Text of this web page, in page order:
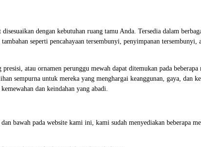
dengan kebutuhan ruang tamu Anda. Tersedia dalam
seperti pencahayaan tersembunyi, penyimpanan tersembunyi,
atau ornamen perunggu mewah dapat ditemukan pada
sempurna untuk mereka yang menghargai keanggunan, gaya, dan
dan keindahan yang abadi.
bawah pada website kami ini, kami sudah menyediakan beberapa